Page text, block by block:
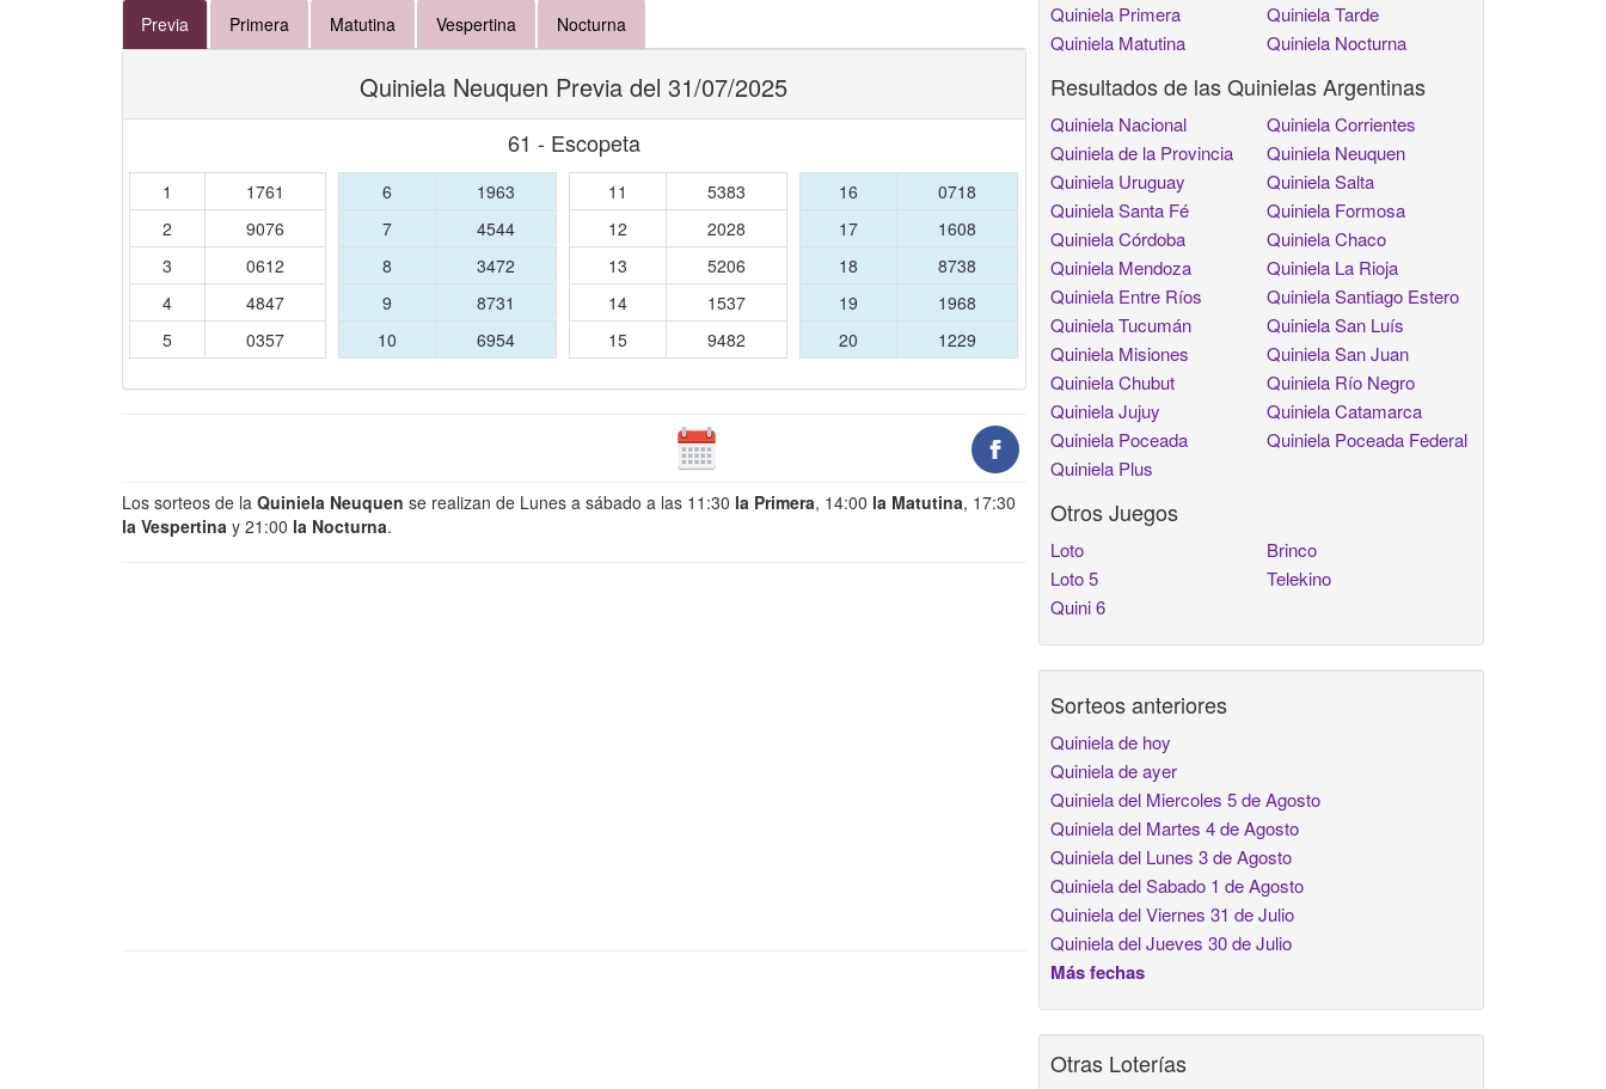
Previa Primera Matutina Vespertina Nocturna
Quiniela Neuquen Previa del 31/07/2025
61 - Escopeta
1
1761
2
9076
3
0612
4
4847
5
0357
6
1963
7
4544
8
3472
9
8731
10
6954
11
5383
12
2028
13
5206
14
1537
15
9482
16
0718
17
1608
18
8738
19
1968
20
1229
Los sorteos de la Quiniela Neuquen se realizan de Lunes a sábado a las 11:30 la Primera, 14:00 la Matutina, 17:30
la Vespertina y 21:00 la Nocturna.
Quiniela Primera
Quiniela Matutina
Quiniela Tarde
Quiniela Nocturna
Resultados de las Quinielas Argentinas
Quiniela Nacional
Quiniela de la Provincia
Quiniela Uruguay
Quiniela Santa Fé
Quiniela Córdoba
Quiniela Mendoza
Quiniela Entre Ríos
Quiniela Tucumán
Quiniela Misiones
Quiniela Chubut
Quiniela Jujuy
Quiniela Poceada
Quiniela Plus
Quiniela Corrientes
Quiniela Neuquen
Quiniela Salta
Quiniela Formosa
Quiniela Chaco
Quiniela La Rioja
Quiniela Santiago Estero
Quiniela San Luís
Quiniela San Juan
Quiniela Río Negro
Quiniela Catamarca
Quiniela Poceada Federal
Otros Juegos
Loto
Loto 5
Quini 6
Brinco
Telekino
Sorteos anteriores
Quiniela de hoy
Quiniela de ayer
Quiniela del Miercoles 5 de Agosto
Quiniela del Martes 4 de Agosto
Quiniela del Lunes 3 de Agosto
Quiniela del Sabado 1 de Agosto
Quiniela del Viernes 31 de Julio
Quiniela del Jueves 30 de Julio
Más fechas
Otras Loterías